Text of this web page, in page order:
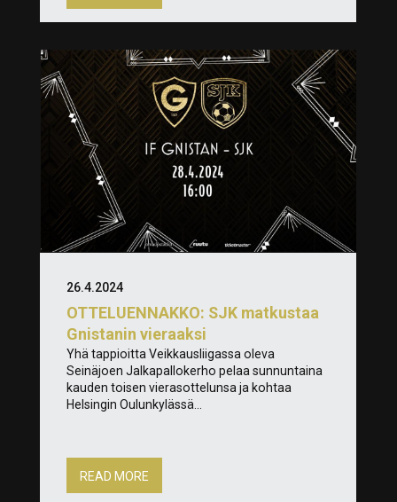
OTTELUENNAKKO: SJK matkustaa
Gnistanin vieraaksi
26.4.2024
Yhä tappioitta Veikkausliigassa oleva
Seinäjoen Jalkapallokerho pelaa sunnuntaina
kauden toisen vierasottelunsa ja kohtaa
Helsingin Oulunkylässä...
READ MORE